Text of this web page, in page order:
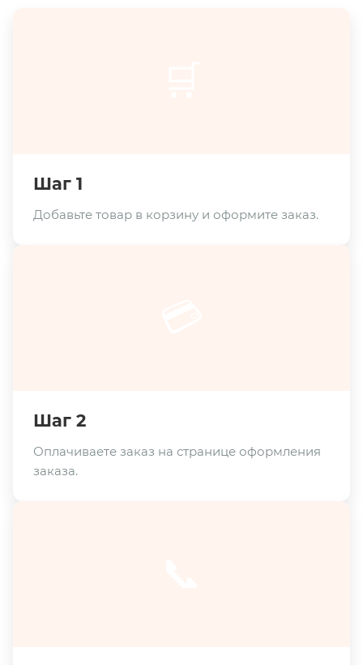
Шаг 1
Добавьте товар в корзину и оформите заказ.
Шаг 2
Оплачиваете заказ на странице оформления
заказа.